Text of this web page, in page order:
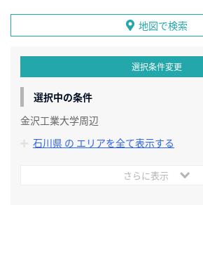
地図で検索
選択条件変更
選択中の条件
金沢工業大学周辺
石川県 の エリアを全て表示する
さらに表示